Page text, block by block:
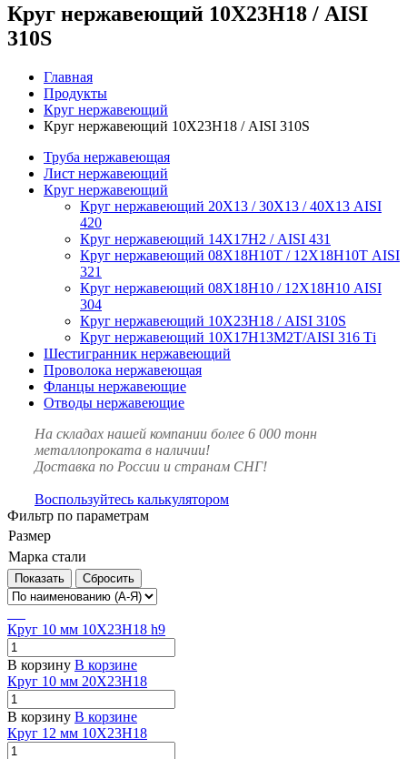
Круг нержавеющий 10Х23Н18 / AISI
310S
Главная
Продукты
Круг нержавеющий
Круг нержавеющий 10Х23Н18 / AISI 310S
Труба нержавеющая
Лист нержавеющий
Круг нержавеющий
Круг нержавеющий 20Х13 / 30Х13 / 40Х13 AISI
420
Круг нержавеющий 14Х17Н2 / AISI 431
Круг нержавеющий 08Х18Н10Т / 12Х18Н10Т AISI
321
Круг нержавеющий 08Х18Н10 / 12Х18Н10 AISI
304
Круг нержавеющий 10Х23Н18 / AISI 310S
Круг нержавеющий 10Х17Н13М2Т/AISI 316 Тi
Шестигранник нержавеющий
Проволока нержавеющая
Фланцы нержавеющие
Отводы нержавеющие
На складах нашей компании более 6 000 тонн
металлопроката в наличии!
Доставка по России и странам СНГ!
Воспользуйтесь калькулятором
Фильтр по параметрам
Размер
Марка стали
Сбросить
Круг 10 мм 10Х23Н18 h9
В корзину В корзине
Круг 10 мм 20Х23Н18
В корзину В корзине
Круг 12 мм 10Х23Н18